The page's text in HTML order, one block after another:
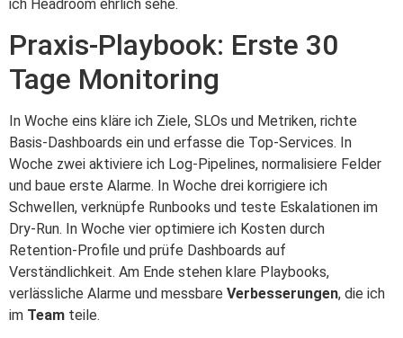
ich Headroom ehrlich sehe.
Praxis-Playbook: Erste 30
Tage Monitoring
In Woche eins kläre ich Ziele, SLOs und Metriken, richte
Basis-Dashboards ein und erfasse die Top‑Services. In
Woche zwei aktiviere ich Log‑Pipelines, normalisiere Felder
und baue erste Alarme. In Woche drei korrigiere ich
Schwellen, verknüpfe Runbooks und teste Eskalationen im
Dry‑Run. In Woche vier optimiere ich Kosten durch
Retention‑Profile und prüfe Dashboards auf
Verständlichkeit. Am Ende stehen klare Playbooks,
verlässliche Alarme und messbare Verbesserungen, die ich
im Team teile.